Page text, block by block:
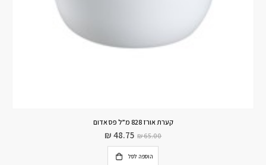
קערת אורז 828 מ”ל פס אדום
₪65.00
₪ 48.75
הוספה לסל